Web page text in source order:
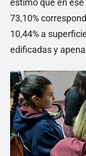
estimó que en
73,10%
10,44% a
edificadas y